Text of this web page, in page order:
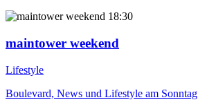
18:30
maintower weekend
Lifestyle
Boulevard, News und Lifestyle am Sonntag